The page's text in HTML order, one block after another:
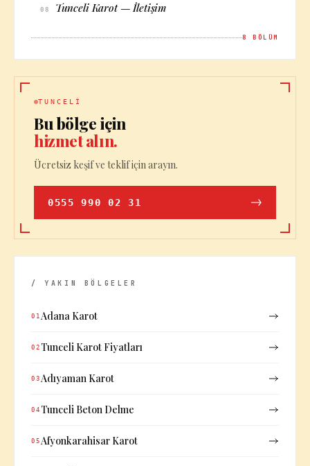
08 Tunceli Karot — İletişim
8 BÖLÜM
TUNCELI
Bu bölge için
hizmet alın.
Ücretsiz keşif ve teklif için arayın.
0555 990 02 31
/ YAKIN BÖLGELER
01 Adana Karot
02 Tunceli Karot Fiyatları
03 Adıyaman Karot
04 Tunceli Beton Delme
05 Afyonkarahisar Karot